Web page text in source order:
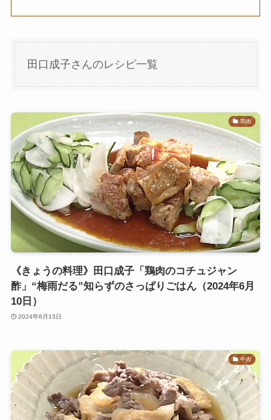
田口成子さんのレシピ一覧
鶏肉
《きょうの料理》田口成子「鶏肉のコチュジャン
酢」“梅雨だる”知らずのさっぱりごはん（2024年6月
10日）
2024年6月13日
牛肉